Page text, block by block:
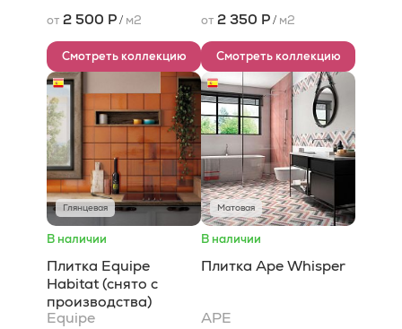
от 2 500 Р/ м2
Смотреть коллекцию
от 2 350 Р/ м2
Смотреть коллекцию
Глянцевая
В наличии
Плитка Equipe
Habitat (снято с
производства)
Equipe
Матовая
В наличии
Плитка Ape Whisper
APE